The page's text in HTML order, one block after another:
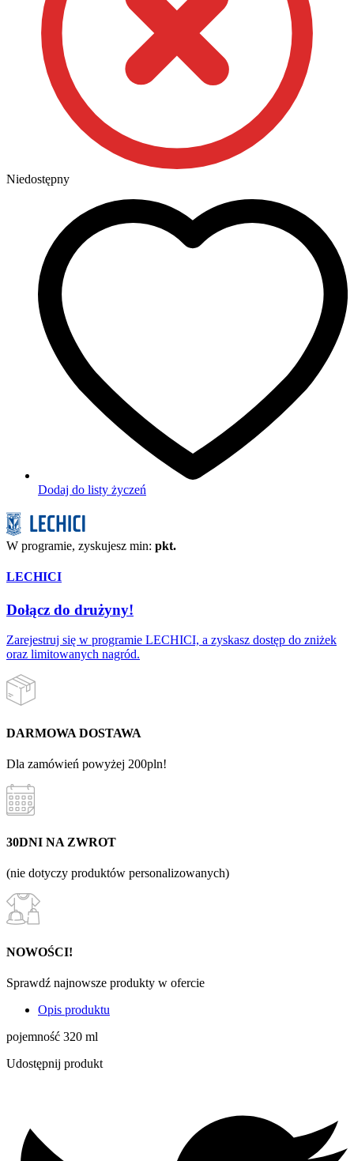
Niedostępny
Dodaj do listy życzeń
W programie, zyskujesz min: pkt.
LECHICI
Dołącz do drużyny!
Zarejestruj się w programie LECHICI, a zyskasz dostęp do zniżek
oraz limitowanych nagród.
DARMOWA DOSTAWA
Dla zamówień powyżej 200pln!
30DNI NA ZWROT
(nie dotyczy produktów personalizowanych)
NOWOŚCI!
Sprawdź najnowsze produkty w ofercie
Opis produktu
pojemność 320 ml
Udostępnij produkt